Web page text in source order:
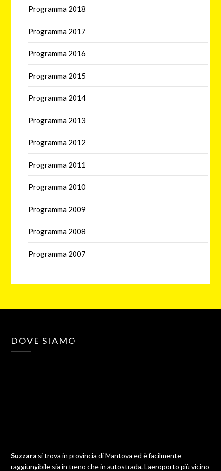
Programma 2018
Programma 2017
Programma 2016
Programma 2015
Programma 2014
Programma 2013
Programma 2012
Programma 2011
Programma 2010
Programma 2009
Programma 2008
Programma 2007
DOVE SIAMO
Suzzara si trova in provincia di Mantova ed è facilmente
raggiungibile sia in treno che in autostrada. L'aeroporto più vicino